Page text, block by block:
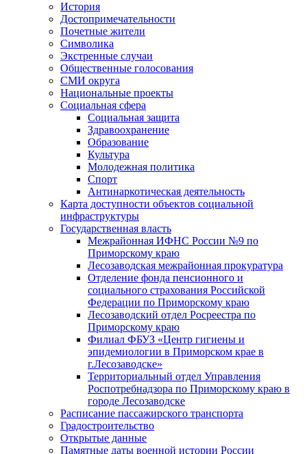
История
Достопримечательности
Почетные жители
Символика
Экстренные случаи
Общественные голосования
СМИ округа
Национальные проекты
Социальная сфера
Социальная защита
Здравоохранение
Образование
Культура
Молодежная политика
Спорт
Антинаркотическая деятельность
Карта доступности объектов социальной
инфраструктуры
Государственная власть
Межрайонная ИФНС России №9 по
Приморскому краю
Лесозаводская межрайонная прокуратура
Отделение фонда пенсионного и
социального страхования Российской
Федерации по Приморскому краю
Лесозаводский отдел Росреестра по
Приморскому краю
Филиал ФБУЗ «Центр гигиены и
эпидемиологии в Приморском крае в
г.Лесозаводске»
Территориальный отдел Управления
Роспотребнадзора по Приморскому краю в
городе Лесозаводске
Расписание пассажирского транспорта
Градостроительство
Открытые данные
Памятные даты военной истории России